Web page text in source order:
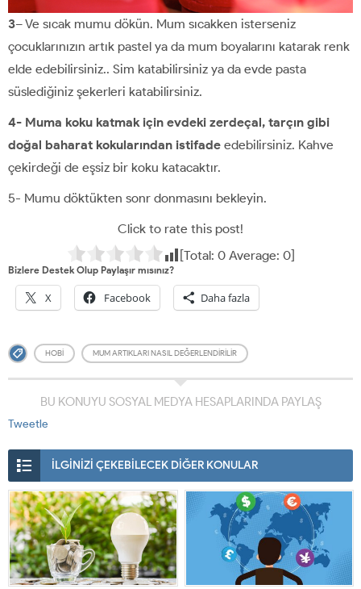
3– Ve sıcak mumu dökün. Mum sıcakken isterseniz
çocuklarınızın artık pastel ya da mum boyalarını katarak renk
elde edebilirsiniz.. Sim katabilirsiniz ya da evde pasta
süslediğiniz şekerleri katabilirsiniz.
4- Muma koku katmak için evdeki zerdeçal, tarçın gibi
doğal baharat kokularından istifade edebilirsiniz. Kahve
çekirdeği de eşsiz bir koku katacaktır.
5- Mumu döktükten sonr donmasını bekleyin.
Click to rate this post!
[Total: 0Average: 0]
Bizlere Destek Olup Paylaşır mısınız?
X Facebook Daha fazla
HOBI MUM ARTIKLARI NASIL DEĞERLENDIRILIR
BU KONUYU SOSYAL MEDYA HESAPLARINDA PAYLAŞ
Tweetle
İLGİNİZİ ÇEKEBİLECEK DİĞER KONULAR